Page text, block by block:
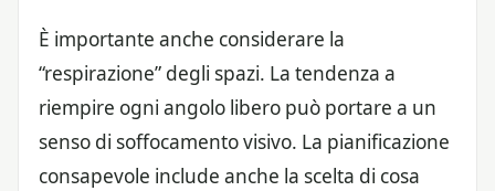
È importante anche considerare la
“respirazione” degli spazi. La tendenza a
riempire ogni angolo libero può portare a un
senso di soffocamento visivo. La pianificazione
consapevole include anche la scelta di cosa